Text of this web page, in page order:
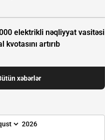
elektrikli nəqliyyat vasitəsi
artırıb
xəbərlər